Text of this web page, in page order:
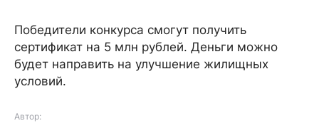
Победители конкурса смогут получить
сертификат на 5 млн рублей. Деньги можно
будет направить на улучшение жилищных
условий.
Автор: